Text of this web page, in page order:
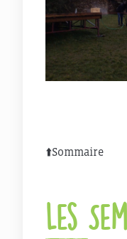
⬆️Sommaire
Les